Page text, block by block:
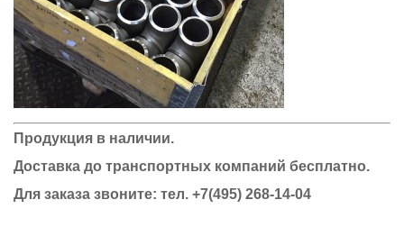
Продукция в наличии.
Доставка до транспортных компаний бесплатно.
Для заказа звоните: тел. +7(495) 268-14-04